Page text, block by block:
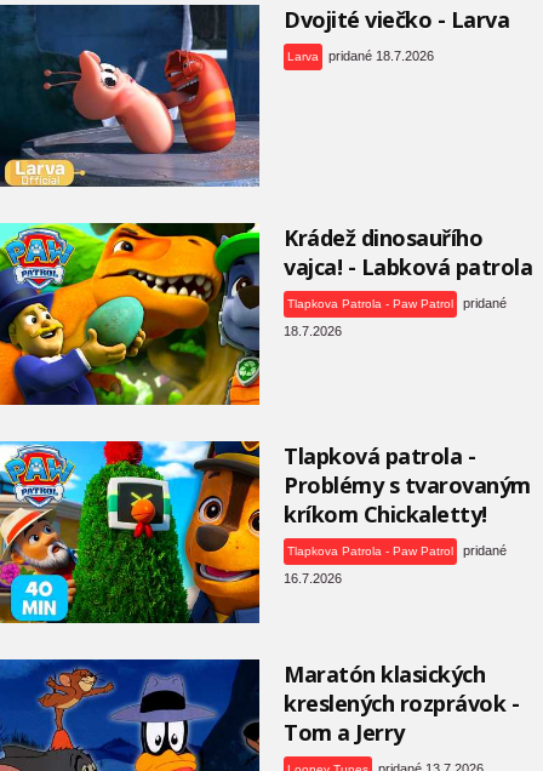
Dvojité viečko - Larva
Larva pridané 18.7.2026
Krádež dinosauřího
vajca! - Labková patrola
Tlapkova Patrola - Paw Patrol
pridané
18.7.2026
Tlapková patrola -
Problémy s tvarovaným
kríkom Chickaletty!
Tlapkova Patrola - Paw Patrol
pridané
16.7.2026
Maratón klasických
kreslených rozprávok -
Tom a Jerry